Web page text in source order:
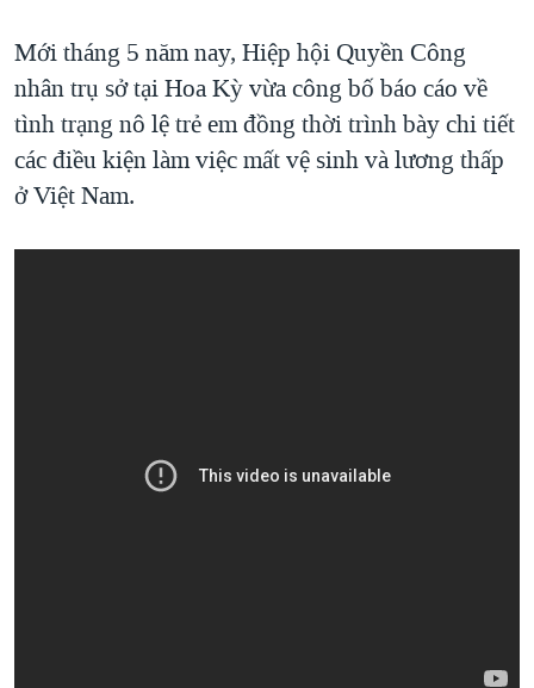
Mới tháng 5 năm nay, Hiệp hội Quyền Công
nhân trụ sở tại Hoa Kỳ vừa công bố báo cáo về
tình trạng nô lệ trẻ em đồng thời trình bày chi tiết
các điều kiện làm việc mất vệ sinh và lương thấp
ở Việt Nam.